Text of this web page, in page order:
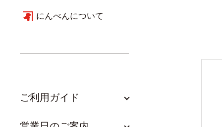
にんべんについて
ご利用ガイド